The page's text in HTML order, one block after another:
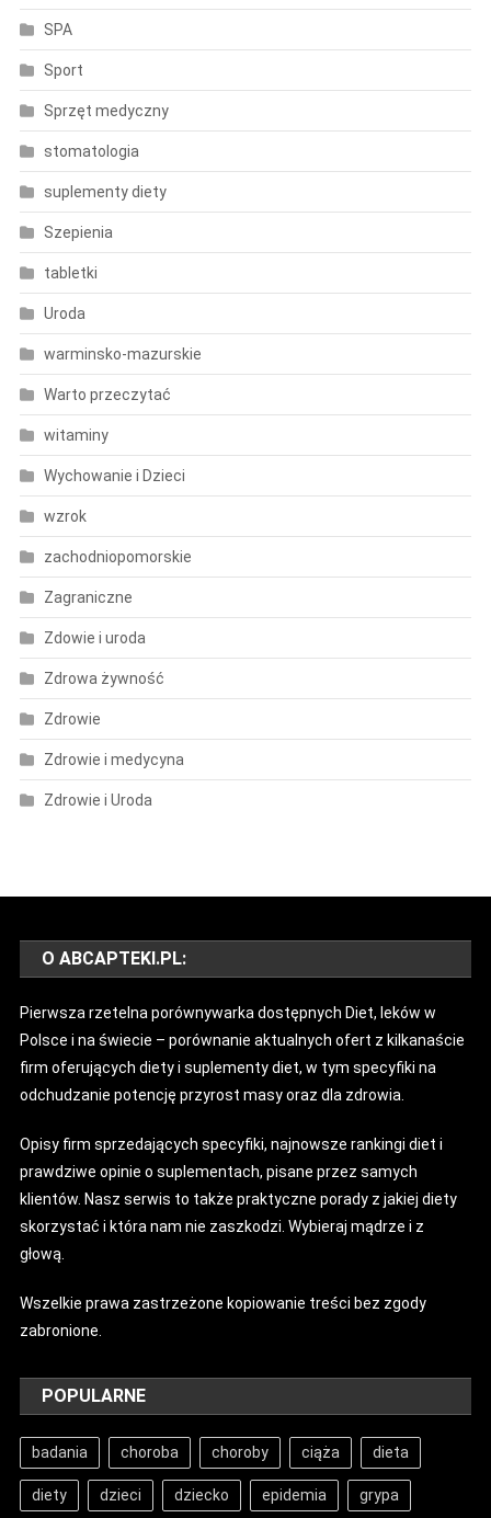
SPA
Sport
Sprzęt medyczny
stomatologia
suplementy diety
Szepienia
tabletki
Uroda
warminsko-mazurskie
Warto przeczytać
witaminy
Wychowanie i Dzieci
wzrok
zachodniopomorskie
Zagraniczne
Zdowie i uroda
Zdrowa żywność
Zdrowie
Zdrowie i medycyna
Zdrowie i Uroda
O ABCAPTEKI.PL:
Pierwsza rzetelna porównywarka dostępnych Diet, leków w
Polsce i na świecie – porównanie aktualnych ofert z kilkanaście
firm oferujących diety i suplementy diet, w tym specyfiki na
odchudzanie potencję przyrost masy oraz dla zdrowia.
Opisy firm sprzedających specyfiki, najnowsze rankingi diet i
prawdziwe opinie o suplementach, pisane przez samych
klientów. Nasz serwis to także praktyczne porady z jakiej diety
skorzystać i która nam nie zaszkodzi. Wybieraj mądrze i z
głową.
Wszelkie prawa zastrzeżone kopiowanie treści bez zgody
zabronione.
POPULARNE
badania choroba choroby ciąża dieta
diety dzieci dziecko epidemia grypa